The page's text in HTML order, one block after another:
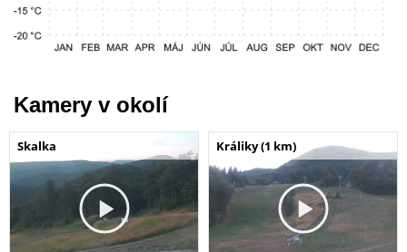
Kamery v okolí
Skalka Králiky (1 km)